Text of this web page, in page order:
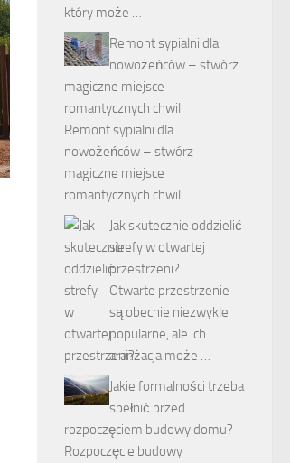
który może …
Remont sypialni dla
nowożeńców – stwórz
magiczne miejsce
romantycznych chwil
Remont sypialni dla
nowożeńców – stwórz
magiczne miejsce
romantycznych chwil …
Jak skutecznie oddzielić
strefy w otwartej
przestrzeni?
Otwarte przestrzenie
są obecnie niezwykle
popularne, ale ich
aranżacja może …
Jakie formalności trzeba
spełnić przed
rozpoczęciem budowy domu?
Rozpoczęcie budowy